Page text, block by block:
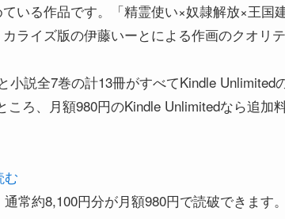
いる作品です。「精霊使い×奴隷解放×王国
ライズ版の伊藤いーとによる作画のクオリ
説全7巻の計13冊がすべてKindle Unlimited
ろ、月額980円のKindle Unlimitedなら追加
む
常約8,100円分が月額980円で読破できます。